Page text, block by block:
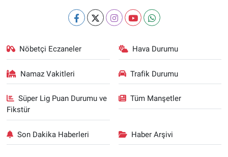
Nöbetçi Eczaneler Hava Durumu
Namaz Vakitleri Trafik Durumu
Süper Lig Puan Durumu ve
Fikstür
Tüm Manşetler
Son Dakika Haberleri Haber Arşivi